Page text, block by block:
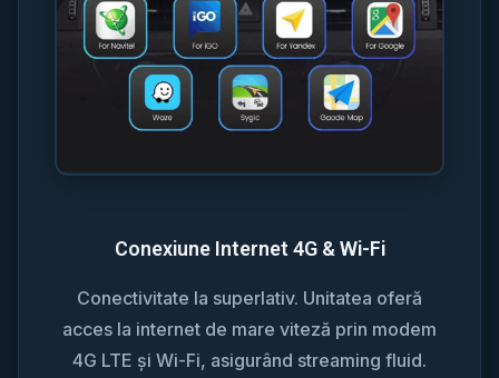
Conexiune Internet 4G & Wi-Fi
Conectivitate la superlativ. Unitatea oferă
acces la internet de mare viteză prin modem
4G LTE și Wi-Fi, asigurând streaming fluid.